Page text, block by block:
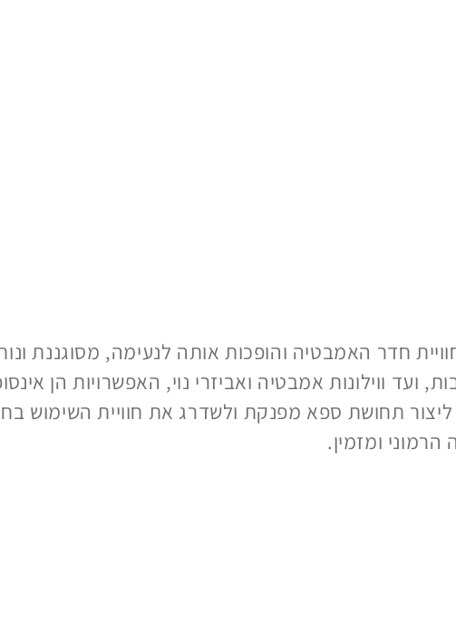
חדר האמבטיה והופכות אותה לנעימה, מסוגננת
ווילונות אמבטיה ואביזרי נוי, האפשרויות הן
ליצור תחושת ספא מפנקת ולשדרג את חוויית השימוש
ומזמין.